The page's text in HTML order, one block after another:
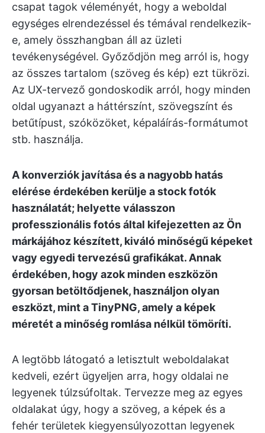
csapat tagok véleményét, hogy a weboldal
egységes elrendezéssel és témával rendelkezik-
e, amely összhangban áll az üzleti
tevékenységével. Győződjön meg arról is, hogy
az összes tartalom (szöveg és kép) ezt tükrözi.
Az UX-tervező gondoskodik arról, hogy minden
oldal ugyanazt a háttérszínt, szövegszínt és
betűtípust, szóközöket, képaláírás-formátumot
stb. használja.
A konverziók javítása és a nagyobb hatás
elérése érdekében kerülje a stock fotók
használatát; helyette válasszon
professzionális fotós által kifejezetten az Ön
márkájához készített, kiváló minőségű képeket
vagy egyedi tervezésű grafikákat. Annak
érdekében, hogy azok minden eszközön
gyorsan betöltődjenek, használjon olyan
eszközt, mint a TinyPNG, amely a képek
méretét a minőség romlása nélkül tömöríti.
A legtöbb látogató a letisztult weboldalakat
kedveli, ezért ügyeljen arra, hogy oldalai ne
legyenek túlzsúfoltak. Tervezze meg az egyes
oldalakat úgy, hogy a szöveg, a képek és a
fehér területek kiegyensúlyozottan legyenek